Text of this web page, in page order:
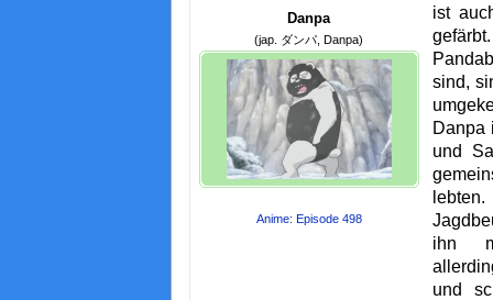
Danpa
(jap. ダンパ, Danpa)
Anime: Episode 498
ist
sind,
Danpa
und
ihn
und